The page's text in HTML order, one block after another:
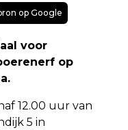
op Google
voor
op
12.00 uur van
5 in